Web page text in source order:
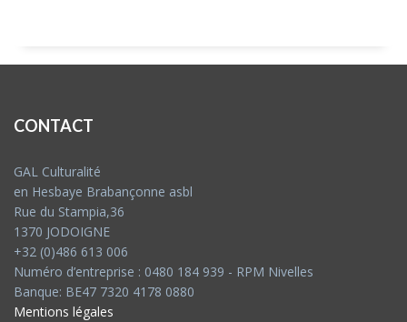
CONTACT
GAL Culturalité
en Hesbaye Brabançonne asbl
Rue du Stampia,36
1370 JODOIGNE
+32 (0)486 613 006
Numéro d’entreprise : 0480 184 939 - RPM Nivelles
Banque: BE47 7320 4178 0880
Mentions légales